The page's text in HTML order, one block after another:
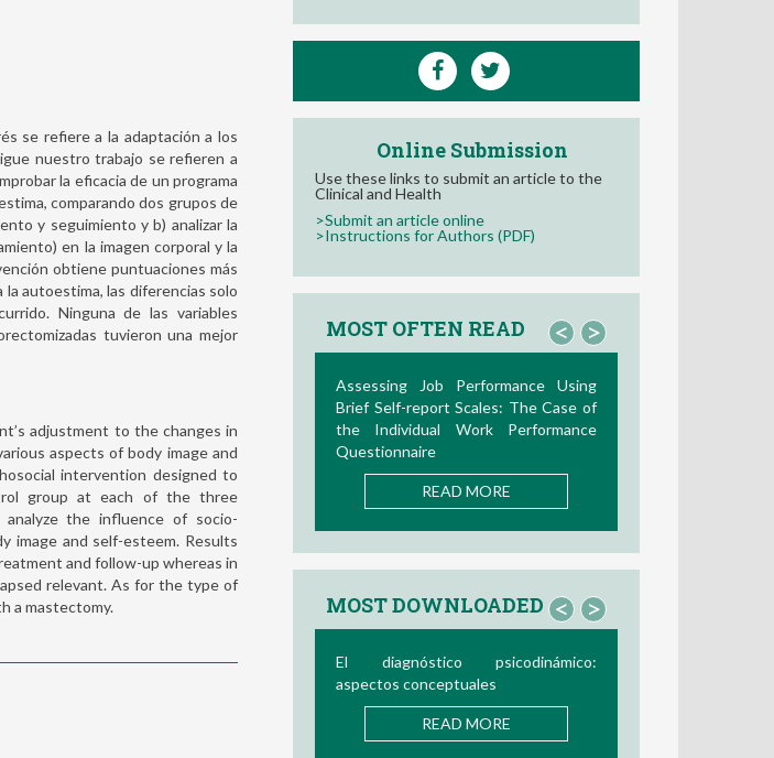
se refiere a la adaptación a los
nuestro trabajo se refieren a
la eficacia de un programa
comparando dos grupos de
y seguimiento y b) analizar la
en la imagen corporal y la
obtiene puntuaciones más
autoestima, las diferencias solo
Ninguna de las variables
tuvieron una mejor
adjustment to the changes in
aspects of body image and
intervention designed to
group at each of the three
the influence of socio-
image and self-esteem. Results
and follow-up whereas in
relevant. As for the type of
a mastectomy.
Online Submission
Use these links to submit an article to the
Clinical and Health
>Submit an article online
>Instructions for Authors (PDF)
MOST OFTEN READ < >
Assessing Job Performance Using
Brief Self-report Scales: The Case of
the Individual Work Performance
Questionnaire
READ MORE
MOST DOWNLOADED < >
El diagnóstico psicodinámico:
aspectos conceptuales
READ MORE